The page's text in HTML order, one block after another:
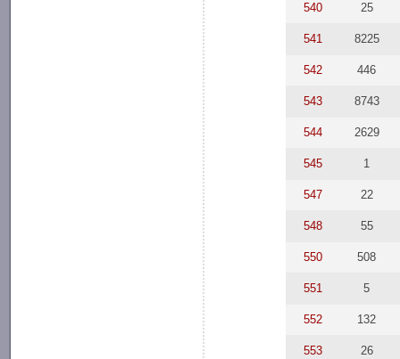
540 25
541 8225
542 446
543 8743
544 2629
545 1
547 22
548 55
550 508
551 5
552 132
553 26